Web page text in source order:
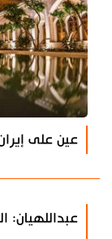
عين على
عبداللهيان: